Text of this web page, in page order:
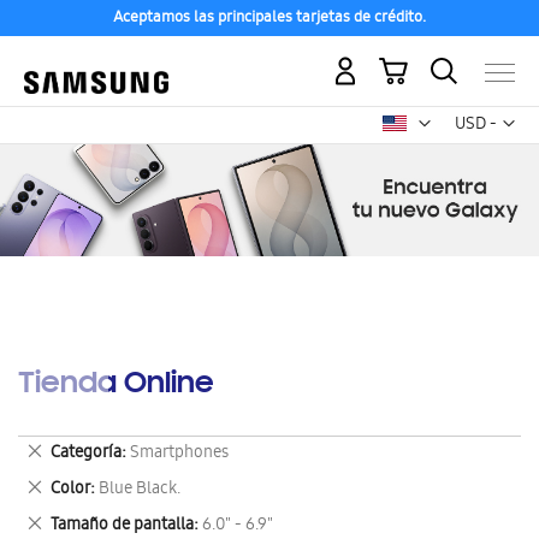
Aceptamos las principales tarjetas de crédito.
USD -
dólar
Mi carrito
Tienda Online
Categoría Smartphones
Eliminar
este
artículo
Color Blue Black.
Eliminar
este
Tamaño de pantalla 6.0" - 6.9"
Eliminar